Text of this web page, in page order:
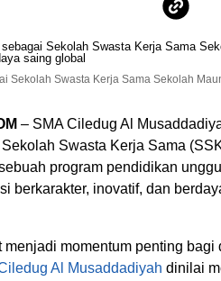
Sekolah Swasta Kerja Sama Sekolah
– SMA Ciledug Al
Swasta Kerja Sama
program pendidikan
berkarakter, inovatif, dan
menjadi momentum penting
Al Musaddadiyah dinilai